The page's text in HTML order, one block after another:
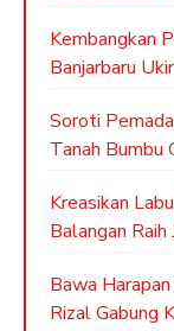
Kembangkan
Banjarbaru
Soroti
Tanah Bumbu
Kreasikan
Balangan
Bawa
Rizal Gabung